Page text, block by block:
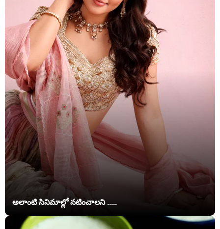
అలాంటి సినిమాల్లో నటించాలని .....